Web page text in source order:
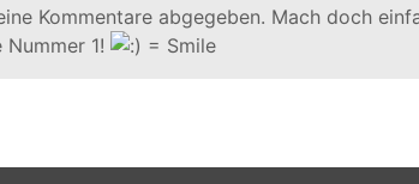
Kommentare abgegeben. Mach doch
1!